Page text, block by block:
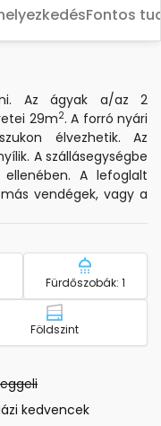
Fontos
Az ágyak a/az 2
29m2. A forró nyári
élvezhetik. Az
A szállásegységbe
A lefoglalt
vendégek, vagy a
száma - szállás
Fürdőszobák: 1
Emelet -
Földszint
- Nem elérhető
kedvencek- Pet